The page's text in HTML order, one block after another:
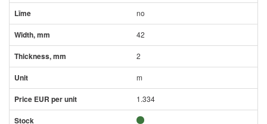
no
42
2
m
1.334